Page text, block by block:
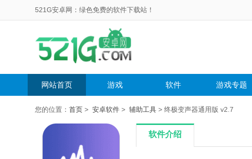
521G安卓网：绿色免费的软件下载站！
网站首页 游戏 软件 游戏专题
您的位置： 首页 > 安卓软件 > 辅助工具 > 终极变声器通用版 v2.7
软件介绍